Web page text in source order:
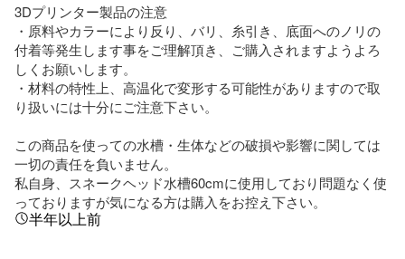
3Dプリンター製品の注意
・原料やカラーにより反り、バリ、糸引き、底面へのノリの
付着等発生します事をご理解頂き、ご購入されますようよろ
しくお願いします。
・材料の特性上、高温化で変形する可能性がありますので取
り扱いには十分にご注意下さい。
この商品を使っての水槽・生体などの破損や影響に関しては
一切の責任を負いません。
私自身、スネークヘッド水槽60cmに使用しており問題なく使
っておりますが気になる方は購入をお控え下さい。
半年以上前